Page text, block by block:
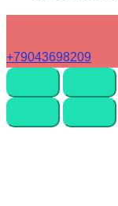
+79043698209